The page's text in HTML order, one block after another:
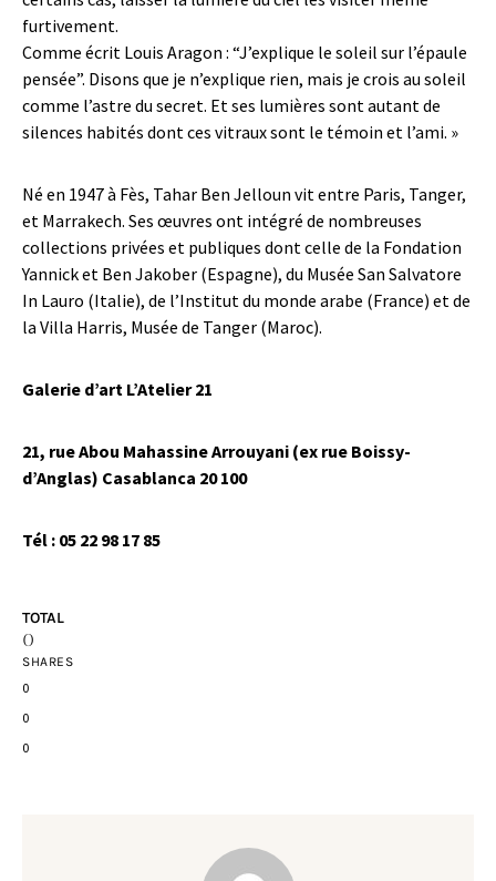
furtivement.
Comme écrit Louis Aragon : “J’explique le soleil sur l’épaule
pensée”. Disons que je n’explique rien, mais je crois au soleil
comme l’astre du secret. Et ses lumières sont autant de
silences habités dont ces vitraux sont le témoin et l’ami. »
Né en 1947 à Fès, Tahar Ben Jelloun vit entre Paris, Tanger,
et Marrakech. Ses œuvres ont intégré de nombreuses
collections privées et publiques dont celle de la Fondation
Yannick et Ben Jakober (Espagne), du Musée San Salvatore
In Lauro (Italie), de l’Institut du monde arabe (France) et de
la Villa Harris, Musée de Tanger (Maroc).
Galerie d’art L’Atelier 21
21, rue Abou Mahassine Arrouyani (ex rue Boissy-
d’Anglas) Casablanca 20 100
Tél : 05 22 98 17 85
TOTAL
0
SHARES
0
0
0